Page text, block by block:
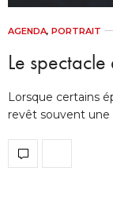
AGENDA, PORTRAIT
Le
Lorsque certains
revêt souvent une